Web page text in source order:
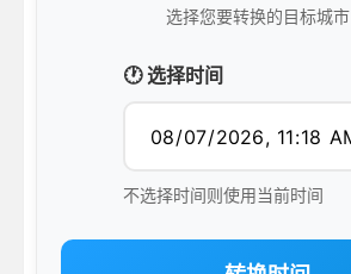
选择您要转换的目标城市
🕐 选择时间
不选择时间则使用当前时间